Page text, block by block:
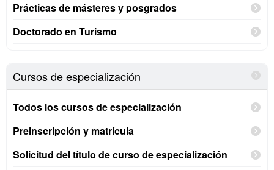
Prácticas de másteres y posgrados
Doctorado en Turismo
Cursos de especialización
Todos los cursos de especialización
Preinscripción y matrícula
Solicitud del título de curso de especialización